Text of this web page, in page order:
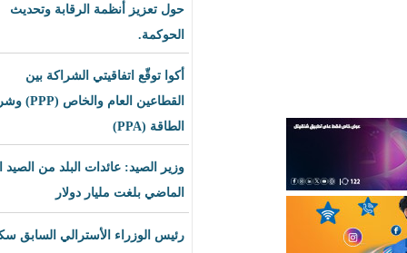
حول تعزيز أنظمة الرقابة وتحديث
أكوا توقّع اتفاقيتي الشراكة بين
القطاعين العام والخاص (PPP) وشراء
وزير الصيد: عائدات البلد من الصيد العام
الماضي بلغت مليار دولار
رئيس الوزراء الأسترالي السابق سكوت